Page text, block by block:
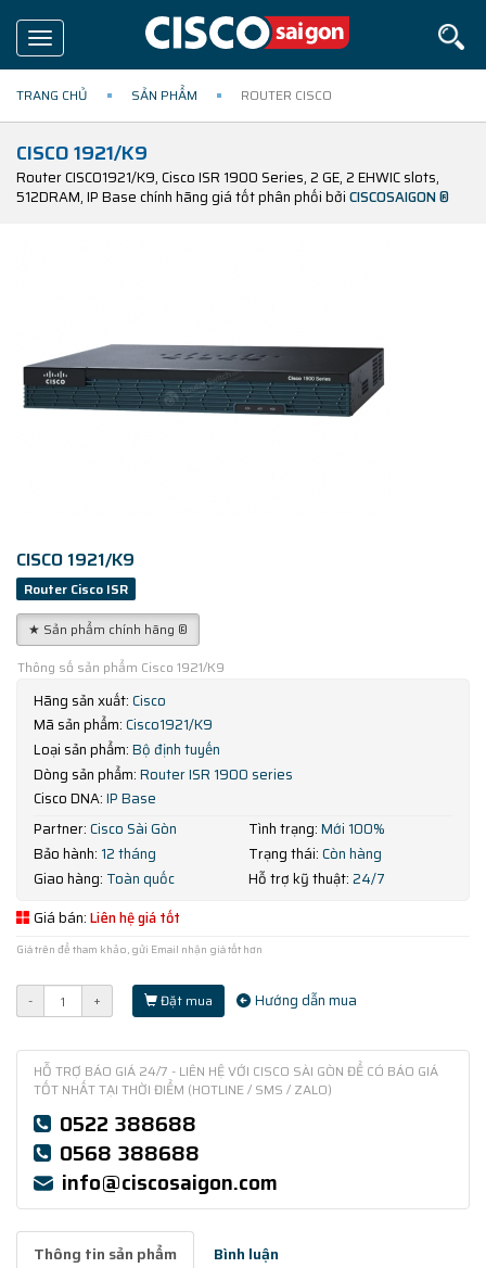
Toggle
navigation
TRANG CHỦ SẢN PHẨM ROUTER CISCO
CISCO 1921/K9
Router CISCO1921/K9, Cisco ISR 1900 Series, 2 GE, 2 EHWIC slots,
512DRAM, IP Base chính hãng giá tốt phân phối bởiCISCOSAIGON ®
CISCO 1921/K9
Router Cisco ISR
★ Sản phẩm chính hãng ®
Thông số sản phẩm Cisco 1921/K9
Hãng sản xuất:Cisco
Mã sản phẩm:Cisco1921/K9
Loại sản phẩm:Bộ định tuyến
Dòng sản phẩm:Router ISR 1900 series
Cisco DNA:IP Base
Partner:Cisco Sài Gòn Tình trạng:Mới 100%
Bảo hành: 12 tháng Trạng thái:Còn hàng
Giao hàng: Toàn quốc Hỗ trợ kỹ thuật:24/7
Giá bán:Liên hệ giá tốt
Giá trên để tham khảo, gửi Email nhận giá tốt hơn
- + Đặt mua Hướng dẫn mua
HỖ TRỢ BÁO GIÁ 24/7 - LIÊN HỆ VỚI CISCO SÀI GÒN ĐỂ CÓ BÁO GIÁ
TỐT NHẤT TẠI THỜI ĐIỂM (HOTLINE / SMS / ZALO)
0522 388688
0568 388688
info@ciscosaigon.com
Thông tin sản phẩm Bình luận